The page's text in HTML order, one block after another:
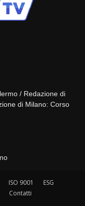
/ Redazione di
di Milano: Corso
ISO 9001
ESG
Contatti